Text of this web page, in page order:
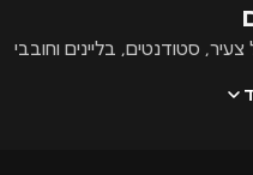
סטודנטים, בליינים וחובבי